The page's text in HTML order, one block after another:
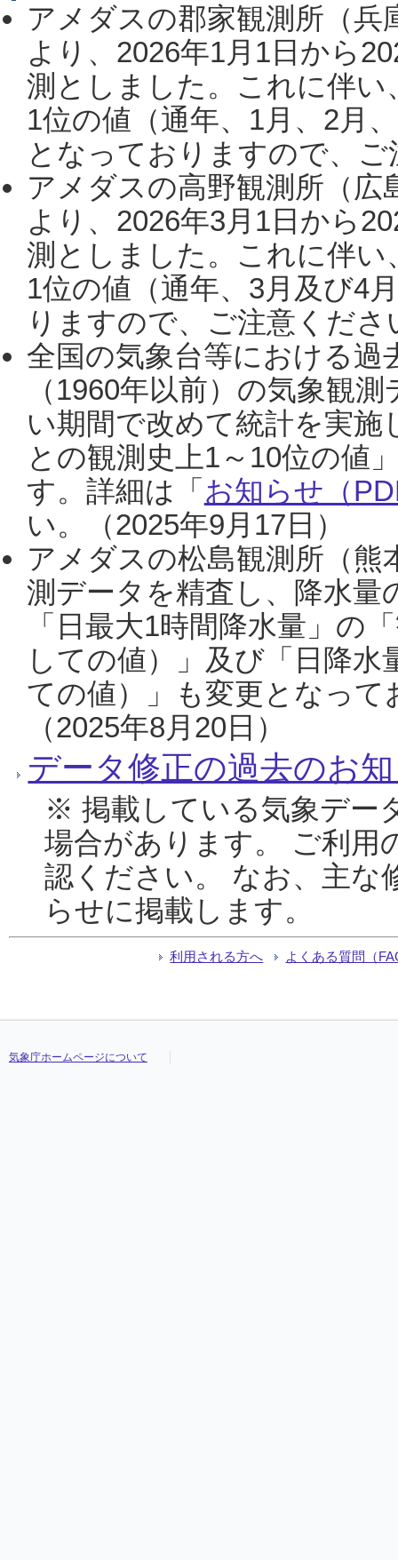
アメダスの郡家観測所（
より、2026年1月1日から
測としました。これに伴い
1位の値（通年、1月、2月
となっておりますので、
アメダスの高野観測所（
より、2026年3月1日から
測としました。これに伴い
1位の値（通年、3月及び4
りますので、ご注意くだ
全国の気象台等における過
（1960年以前）の気象観
い期間で改めて統計を実
との観測史上1～10位の値
す。詳細は「 お知らせ（
い。（2025年9月17日）
アメダスの松島観測所（熊
測データを精査し、降水
「日最大1時間降水量」の
しての値）」及び「日降
ての値）」も変更となっ
（2025年8月20日）
データ修正の過去のお
※ 掲載している気象デー
場合があります。 ご利用
認ください。 なお、主な
らせに掲載します。
利用される方へ よくある質問（
気象庁ホームページについて